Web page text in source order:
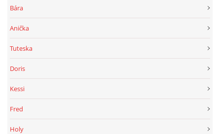
Bára
Anička
Tuteska
Doris
Kessi
Fred
Holy